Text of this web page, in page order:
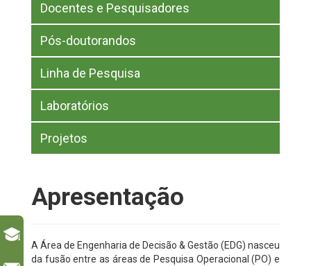
Docentes e Pesquisadores
Pós-doutorandos
Linha de Pesquisa
Laboratórios
Projetos
Apresentação
A Área de Engenharia de Decisão & Gestão (EDG) nasceu
da fusão entre as áreas de Pesquisa Operacional (PO) e